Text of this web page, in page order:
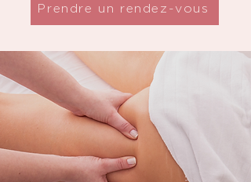
Prendre un rendez-vous